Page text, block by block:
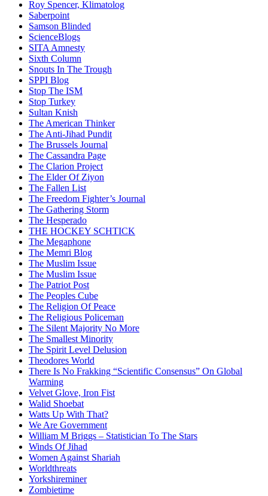
Roy Spencer, Klimatolog
Saberpoint
Samson Blinded
ScienceBlogs
SITA Amnesty
Sixth Column
Snouts In The Trough
SPPI Blog
Stop The ISM
Stop Turkey
Sultan Knish
The American Thinker
The Anti-Jihad Pundit
The Brussels Journal
The Cassandra Page
The Clarion Project
The Elder Of Ziyon
The Fallen List
The Freedom Fighter’s Journal
The Gathering Storm
The Hesperado
THE HOCKEY SCHTICK
The Megaphone
The Memri Blog
The Muslim Issue
The Muslim Issue
The Patriot Post
The Peoples Cube
The Religion Of Peace
The Religious Policeman
The Silent Majority No More
The Smallest Minority
The Spirit Level Delusion
Theodores World
There Is No Frakking “Scientific Consensus” On Global
Warming
Velvet Glove, Iron Fist
Walid Shoebat
Watts Up With That?
We Are Government
William M Briggs – Statistician To The Stars
Winds Of Jihad
Women Against Shariah
Worldthreats
Yorkshireminer
Zombietime